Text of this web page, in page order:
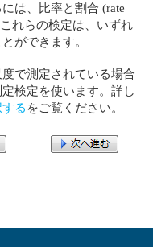
は、比率と割合 (rate
れらの検定は、いずれ
ができます。
で測定されている場合
検定を使います。詳し
る をご覧ください。